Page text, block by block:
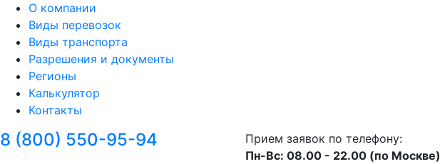
О компании
Виды перевозок
Виды транспорта
Разрешения и документы
Регионы
Калькулятор
Контакты
8 (800) 550-95-94
Прием заявок по телефону:
Пн-Вс: 08.00 - 22.00 (по Москве)